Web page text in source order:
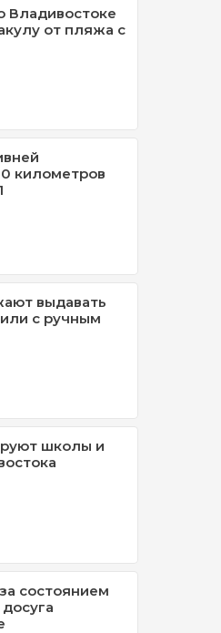
Владивостоке
от пляжа с
километров
выдавать
с ручным
школы и
состоянием